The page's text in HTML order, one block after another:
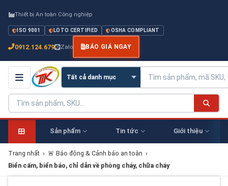
Thiết bị An toàn Công nghiệp
ISO 9001 LOTO CERTIFIED OSHA COMPLIANT
0912.124.679 Zalo BÁO GIÁ NGAY
Sản phẩm Tin tức Giới thiệu
Trang nhất › 🚨 Báo động & Cảnh báo an toàn ›
Biển cấm, biển báo, chỉ dẫn về phòng cháy, chữa cháy